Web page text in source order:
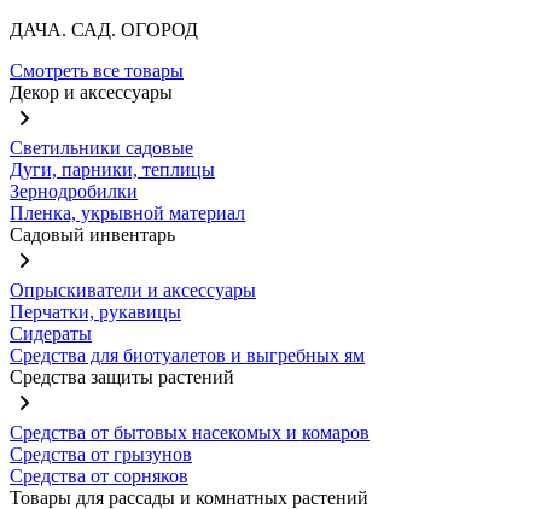
ДАЧА. САД. ОГОРОД
Смотреть все товары
Декор и аксессуары
Светильники садовые
Дуги, парники, теплицы
Зернодробилки
Пленка, укрывной материал
Садовый инвентарь
Опрыскиватели и аксессуары
Перчатки, рукавицы
Сидераты
Средства для биотуалетов и выгребных ям
Средства защиты растений
Средства от бытовых насекомых и комаров
Средства от грызунов
Средства от сорняков
Товары для рассады и комнатных растений